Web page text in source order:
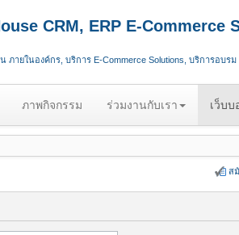
CRM, ERP E-Commerce
ายในองค์กร, บริการ E-Commerce Solutions, บริการอบร
ภาพกิจกรรม ร่วมงานกับเรา เว็บบ
ส